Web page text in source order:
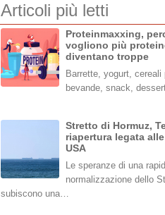
Articoli più letti
Proteinmaxxing,
vogliono più
diventano troppe
Barrette, yogurt, cereali
bevande, snack,
Stretto di Hormuz,
riapertura legata
USA
Le speranze di una
normalizzazione dello
subiscono una…